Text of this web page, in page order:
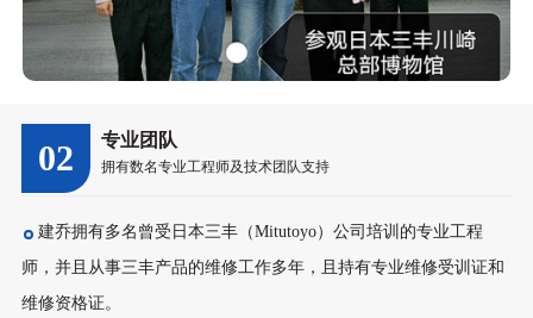
02 专业团队
拥有数名专业工程师及技术团队支持
建乔拥有多名曾受日本三丰（Mitutoyo）公司培训的专业工程
师，并且从事三丰产品的维修工作多年，且持有专业维修受训证和
维修资格证。